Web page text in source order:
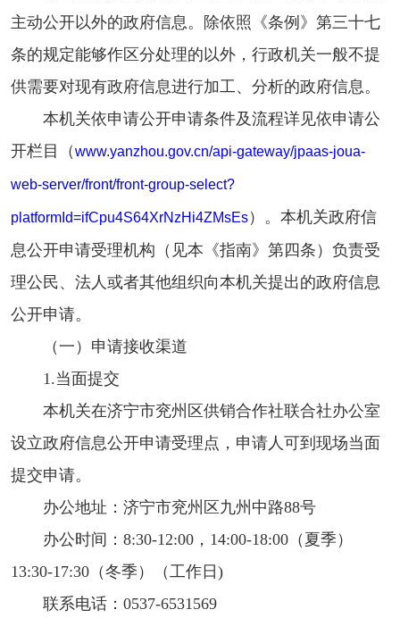
主动公开以外的政府信息。除依照《条例》第三十七
条的规定能够作区分处理的以外，行政机关一般不提
供需要对现有政府信息进行加工、分析的政府信息。
本机关依申请公开申请条件及流程详见依申请公
开栏目（www.yanzhou.gov.cn/api-gateway/jpaas-joua-
web-server/front/front-group-select?
platformId=ifCpu4S64XrNzHi4ZMsEs）。本机关政府信
息公开申请受理机构（见本《指南》第四条）负责受
理公民、法人或者其他组织向本机关提出的政府信息
公开申请。
（一）申请接收渠道
1.当面提交
本机关在济宁市兖州区供销合作社联合社办公室
设立政府信息公开申请受理点，申请人可到现场当面
提交申请。
办公地址：济宁市兖州区九州中路88号
办公时间：8:30-12:00，14:00-18:00（夏季）
13:30-17:30（冬季）（工作日)
联系电话：0537-6531569